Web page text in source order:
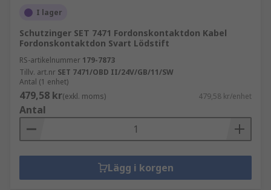
I lager
Schutzinger SET 7471 Fordonskontaktdon Kabel
Fordonskontaktdon Svart Lödstift
RS-artikelnummer 179-7873
Tillv. art.nr SET 7471/OBD II/24V/GB/11/SW
Antal (1 enhet)
479,58 kr(exkl. moms) 479,58 kr/enhet
Antal
Lägg i korgen